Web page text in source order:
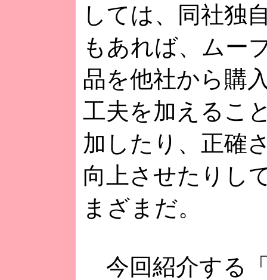
しては、同社独
もあれば、ムー
品を他社から購
工夫を加えるこ
加したり、正確
向上させたりし
まざまだ。
今回紹介する